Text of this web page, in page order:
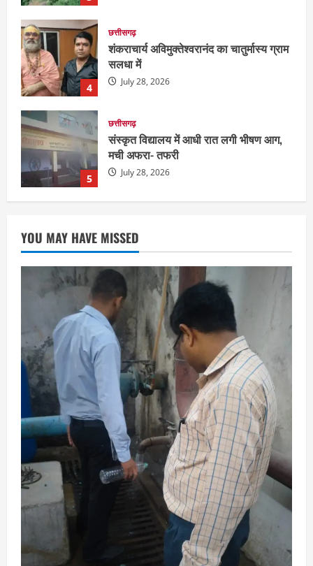
5
छत्तीसगढ़
संस्कृत विद्यालय में आधी रात लगी भीषण आग,
मची अफरा- तफरी
July 28, 2026
1
दुनिया राज्य
ग्रेटर नोएडा में दूषित पानी पीने से 100 से ज्यादा
लोग बीमार
August 6, 2026
2
रायपुर में “लक्ष्य” द्वारा भव्य प्रतिभा सम्मान एवं
करियर मार्गदर्शन कार्यक्रम संपन्न
3
छत्तीसगढ़ राज्य लाइफ स्टाइल
भोरमदेव कॉरिडोर को मिलेगी रफ्तार, लालपुर–
सरोधा मार्ग के चौड़ीकरण का इंतजार
August 5, 2026
छत्तीसगढ़
शंकराचार्य अविमुक्तेश्वरानंद का चातुर्मास्य ग्राम
सलधा में
July 28, 2026
YOU MAY HAVE MISSED